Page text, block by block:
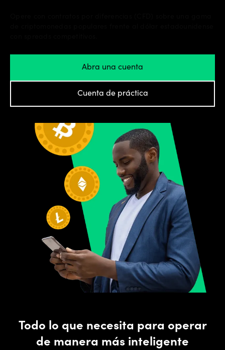
Iniciar sesión
Abra una cuenta
Cuenta de práctica
Todo lo que necesita para operar
de manera más inteligente